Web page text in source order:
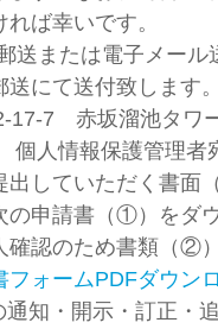
ば幸いです。
送または電子メール
送にて送付致します
17-7 赤坂溜池タワ
個人情報保護管理者
出していただく書面
の申請書（①）をダ
確認のため書類（②
フォームPDFダウン
知・開示・訂正・